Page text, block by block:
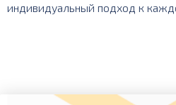
индивидуальный подход к